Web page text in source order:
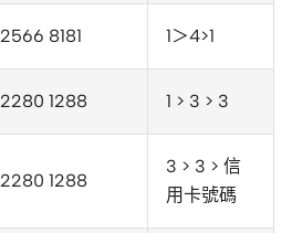
2566 8181 1＞4>1
2280 1288 1 > 3 > 3
2280 1288
3 > 3 > 信
用卡號碼